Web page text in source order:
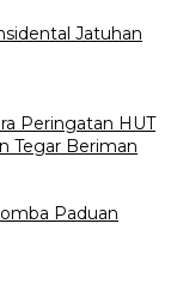
Jatuhan
Peringatan HUT
Tegar Beriman
Paduan